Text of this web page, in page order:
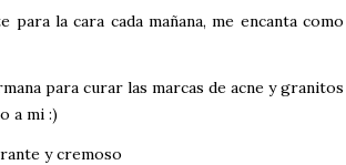
la cara cada mañana, me encanta como
para curar las marcas de acne y granitos
a mi :)
y cremoso